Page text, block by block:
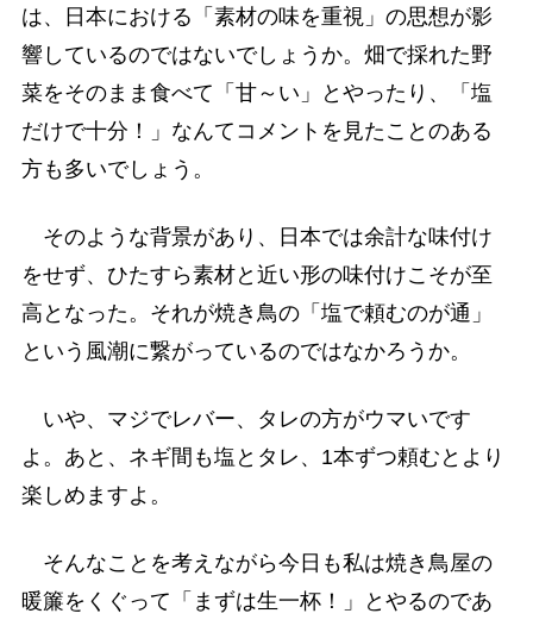
は、日本における「素材の味を重視」の思想が影
響しているのではないでしょうか。畑で採れた野
菜をそのまま食べて「甘～い」とやったり、「塩
だけで十分！」なんてコメントを見たことのある
方も多いでしょう。
そのような背景があり、日本では余計な味付け
をせず、ひたすら素材と近い形の味付けこそが至
高となった。それが焼き鳥の「塩で頼むのが通」
という風潮に繋がっているのではなかろうか。
いや、マジでレバー、タレの方がウマいです
よ。あと、ネギ間も塩とタレ、1本ずつ頼むとより
楽しめますよ。
そんなことを考えながら今日も私は焼き鳥屋の
暖簾をくぐって「まずは生一杯！」とやるのであ